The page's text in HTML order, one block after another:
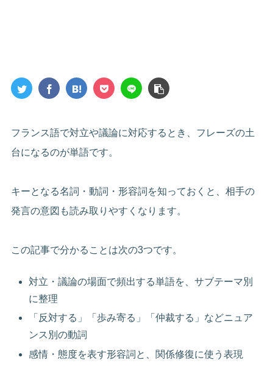
フランス語で対立や議論に対応するとき、フレーズの土
台になるのが単語です。
キーとなる名詞・動詞・形容詞を知っておくと、相手の
発言の意図も読み取りやすくなります。
この記事で分かることは次の3つです。
対立・議論の場面で頻出する単語を、サブテーマ別
に整理
「反対する」「歩み寄る」「仲裁する」などニュア
ンス別の動詞
感情・態度を表す形容詞と、関係修復に使う表現